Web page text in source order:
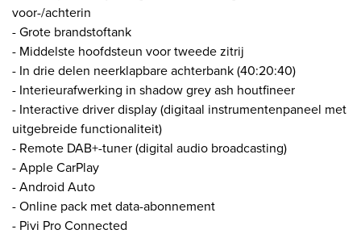
voor-/achterin
- Grote brandstoftank
- Middelste hoofdsteun voor tweede zitrij
- In drie delen neerklapbare achterbank (40:20:40)
- Interieurafwerking in shadow grey ash houtfineer
- Interactive driver display (digitaal instrumentenpaneel met
uitgebreide functionaliteit)
- Remote DAB+-tuner (digital audio broadcasting)
- Apple CarPlay
- Android Auto
- Online pack met data-abonnement
- Pivi Pro Connected